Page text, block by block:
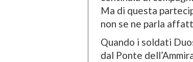
Ma di questa
non se ne parla
Quando i soldati
dal Ponte